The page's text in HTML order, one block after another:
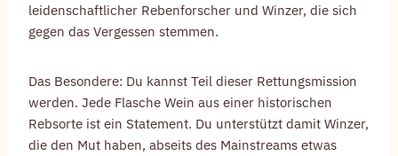
leidenschaftlicher Rebenforscher und Winzer, die sich
gegen das Vergessen stemmen.
Das Besondere: Du kannst Teil dieser Rettungsmission
werden. Jede Flasche Wein aus einer historischen
Rebsorte ist ein Statement. Du unterstützt damit Winzer,
die den Mut haben, abseits des Mainstreams etwas